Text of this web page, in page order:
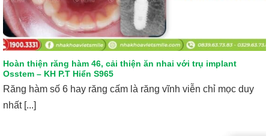
Hoàn thiện răng hàm 46, cải thiện ăn nhai với trụ implant
Osstem – KH P.T Hiển S965
Răng hàm số 6 hay răng cấm là răng vĩnh viễn chỉ mọc duy
nhất [...]